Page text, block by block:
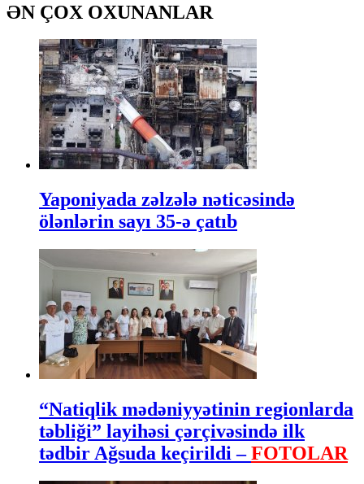
ƏN ÇOX OXUNANLAR
Yaponiyada zəlzələ nəticəsində
ölənlərin sayı 35-ə çatıb
“Natiqlik mədəniyyətinin regionlarda
təbliği” layihəsi çərçivəsində ilk
tədbir Ağsuda keçirildi –FOTOLAR